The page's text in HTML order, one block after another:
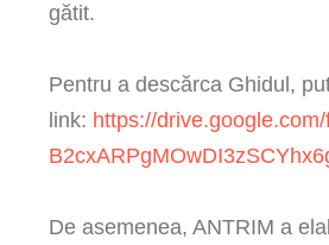
gătit.
Pentru a descărca Ghidul,
link: https://
De asemenea, ANTRIM a